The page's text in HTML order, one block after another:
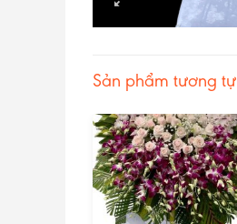
Sản phẩm tương tự